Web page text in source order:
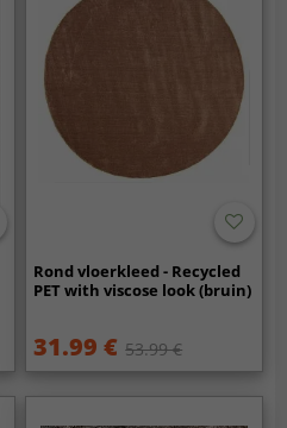
Rond vloerkleed - Recycled
PET with viscose look (bruin)
31.99 € 53.99 €